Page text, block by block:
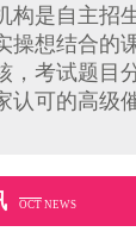
构是自主招
操想结合的
考试题目
认可的高级
OCT NEWS